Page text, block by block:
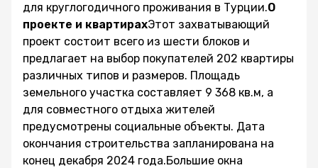
для круглогодичного проживания в Турции.О
проекте и квартирахЭтот захватывающий
проект состоит всего из шести блоков и
предлагает на выбор покупателей 202 квартиры
различных типов и размеров. Площадь
земельного участка составляет 9 368 кв.м, а
для совместного отдыха жителей
предусмотрены социальные объекты. Дата
окончания строительства запланирована на
конец декабря 2024 года.Большие окна